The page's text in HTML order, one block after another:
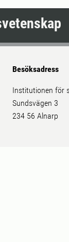
Besöksadress
Institutionen för
Sundsvägen 3
234 56 Alnarp